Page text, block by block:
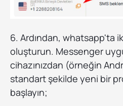
6. Ardından, whatsapp'ta
oluşturun. Messenger
cihazınızdan (örneğin
standart şekilde yeni bir
başlayın;